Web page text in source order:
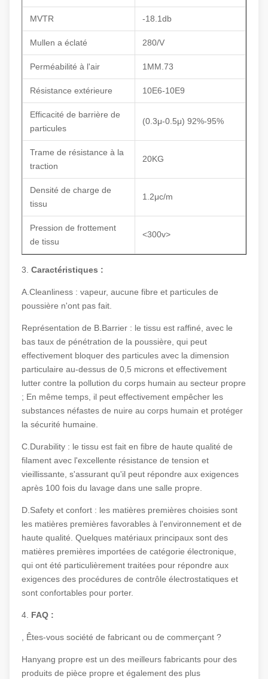
MVTR -18.1db
Mullen a éclaté 280/V
Perméabilité à l'air 1MM.73
Résistance extérieure 10E6-10E9
Efficacité de barrière de
particules
(0.3μ-0.5μ) 92%-95%
Trame de résistance à la
traction
20KG
Densité de charge de
tissu
1.2μc/m
Pression de frottement
de tissu
<300v>
3. Caractéristiques :
A.Cleanliness : vapeur, aucune fibre et particules de
poussière n'ont pas fait.
Représentation de B.Barrier : le tissu est raffiné, avec le
bas taux de pénétration de la poussière, qui peut
effectivement bloquer des particules avec la dimension
particulaire au-dessus de 0,5 microns et effectivement
lutter contre la pollution du corps humain au secteur propre
; En même temps, il peut effectivement empêcher les
substances néfastes de nuire au corps humain et protéger
la sécurité humaine.
C.Durability : le tissu est fait en fibre de haute qualité de
filament avec l'excellente résistance de tension et
vieillissante, s'assurant qu'il peut répondre aux exigences
après 100 fois du lavage dans une salle propre.
D.Safety et confort : les matières premières choisies sont
les matières premières favorables à l'environnement et de
haute qualité. Quelques matériaux principaux sont des
matières premières importées de catégorie électronique,
qui ont été particulièrement traitées pour répondre aux
exigences des procédures de contrôle électrostatiques et
sont confortables pour porter.
4. FAQ :
, Êtes-vous société de fabricant ou de commerçant ?
Hanyang propre est un des meilleurs fabricants pour des
produits de pièce propre et également des plus